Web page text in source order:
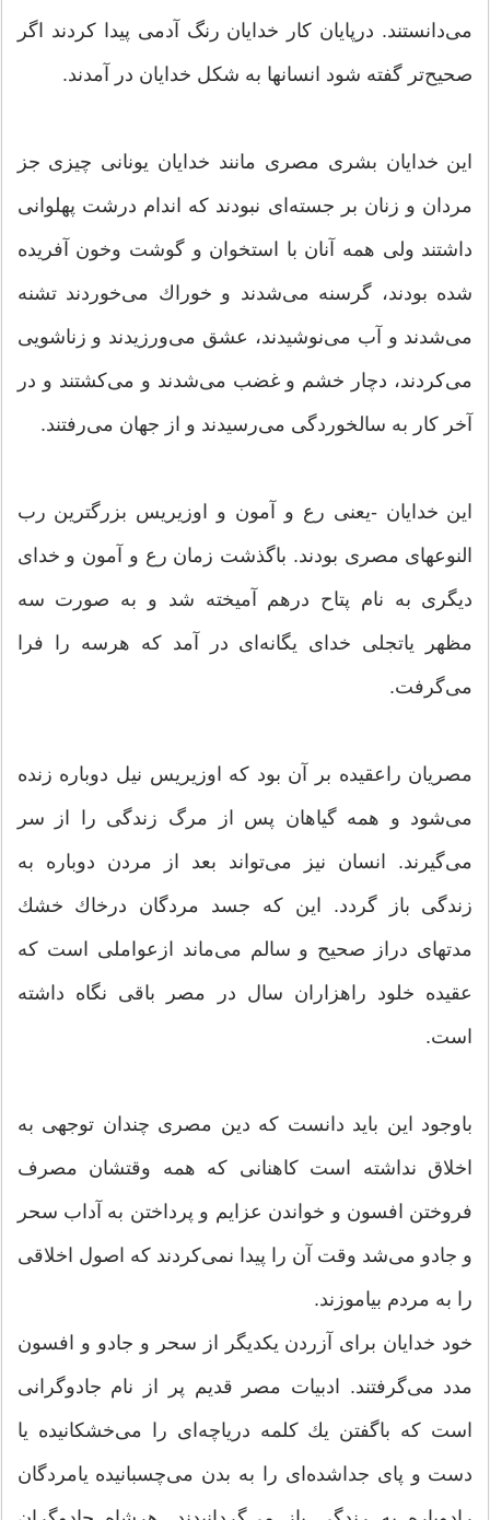
می‌دانستند. درپایان كار خدایان رنگ آدمی‌ پیدا كردند اگر
صحیح‌تر گفته شود انسانها به شكل خدایان در آمدند.
این خدایان بشری مصری مانند خدایان یونانی چیزی جز
مردان و زنان بر جسته‌ای نبودند كه اندام درشت پهلوانی
داشتند ولی همه آنان با استخوان و گوشت وخون آفریده
شده بودند، گرسنه می‌شدند و خوراك می‌خوردند تشنه
می‌شدند و آب می‌نوشیدند، عشق می‌ورزیدند و زناشویی
می‌كردند، دچار خشم و غضب می‌شدند و می‌كشتند و در
آخر كار به سالخوردگی می‌رسیدند و از جهان می‌رفتند.
این خدایان -یعنی رع و آمون و اوزیریس بزرگترین رب
النوعهای مصری بودند. باگذشت زمان رع و آمون و خدای
دیگری به نام پتاح درهم آمیخته شد و به صورت سه
مظهر یاتجلی خدای یگانه‌ای در آمد كه هرسه را فرا
می‌گرفت.
مصریان راعقیده بر آن بود كه اوزیریس نیل دوباره زنده
می‌شود و همه گیاهان پس از مرگ زندگی را از سر
می‌گیرند. انسان نیز می‌تواند بعد از مردن دوباره به
زندگی باز گردد. این كه جسد مردگان درخاك خشك
مدتهای دراز صحیح و سالم می‌ماند ازعواملی است كه
عقیده خلود راهزاران سال در مصر باقی نگاه داشته
است.
باوجود این باید دانست كه دین مصری چندان توجهی به
اخلاق نداشته است كاهنانی كه همه وقتشان مصرف
فروختن افسون و خواندن عزایم و پرداختن به آداب سحر
و جادو می‌شد وقت آن را پیدا نمی‌كردند كه اصول اخلاقی
را به مردم بیاموزند.
خود خدایان برای آزردن یكدیگر از سحر و جادو و افسون
مدد می‌گرفتند. ادبیات مصر قدیم پر از نام جادوگرانی
است كه باگفتن یك كلمه دریاچه‌ای را می‌خشكانیده یا
دست و پای جداشده‌ای را به بدن می‌چسبانیده یامردگان